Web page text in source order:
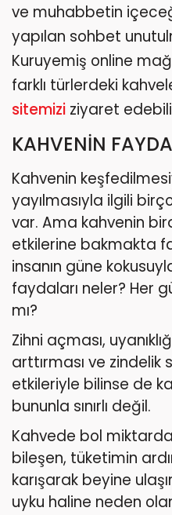
ve muhabbetin
yapılan sohbet
Kuruyemiş online
farklı türlerdeki
sitemizi ziyaret
KAHVENİN
Kahvenin
yayılmasıyla ilgili
var. Ama kahvenin
etkilerine bakmakta
insanın güne
faydaları neler? Her
mı?
Zihni açması,
arttırması ve zindelik
etkileriyle bilinse de
bununla sınırlı değil.
Kahvede bol
bileşen, tüketimin
karışarak beyine
uyku haline neden